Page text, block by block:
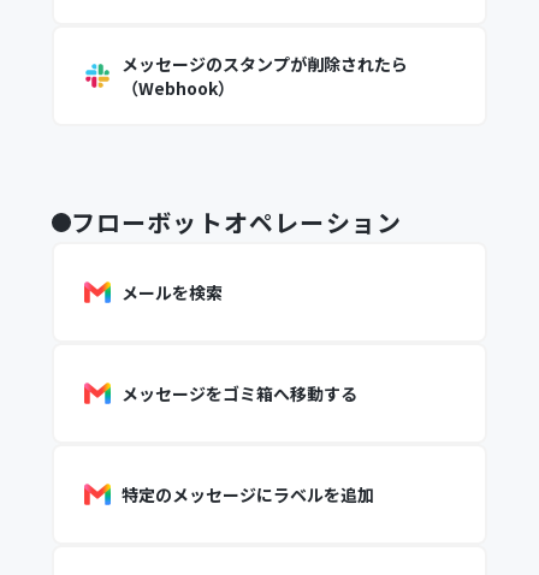
メッセージのスタンプが削除されたら
（Webhook）
フローボットオペレーション
メールを検索
メッセージをゴミ箱へ移動する
特定のメッセージにラベルを追加